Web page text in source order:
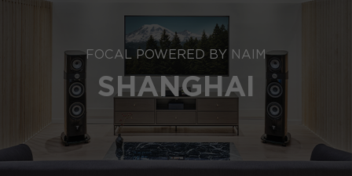
FOCAL POWERED BY NAIM
SHANGHAI